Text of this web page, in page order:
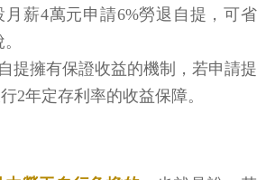
月薪4萬元申請6%勞退自提，可省
提擁有保證收益的機制，若申請提
2年定存利率的收益保障。